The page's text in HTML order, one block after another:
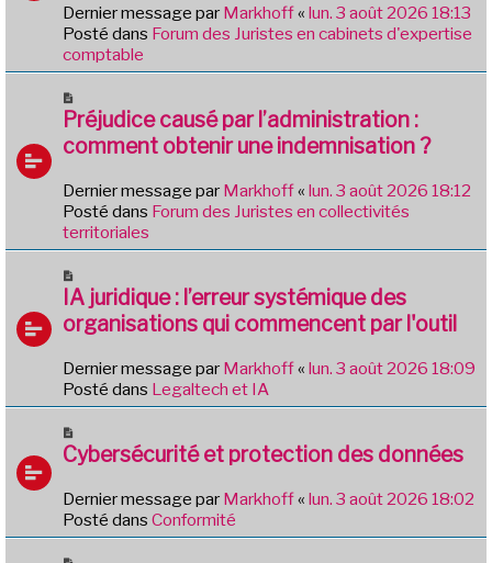
g
e
a
u
m
s
a
e
Dernier message par Markhoff« lun. 3 août 2026 18:13
Posté dans Forum des Juristes en cabinets d'expertise
comptable
o
u
v
a
u
m
s
a
e
Préjudice causé par l’administration :
comment obtenir une indemnisation ?
Dernier message par Markhoff« lun. 3 août 2026 18:12
Posté dans Forum des Juristes en collectivités
territoriales
o
u
v
a
u
s
a
g
e
IA juridique : l’erreur systémique des
organisations qui commencent par l'outil
Dernier message par Markhoff« lun. 3 août 2026 18:09
Posté dans Legaltech et IA
o
u
v
e
a
Cybersécurité et protection des données
Dernier message par Markhoff« lun. 3 août 2026 18:02
Posté dans Conformité